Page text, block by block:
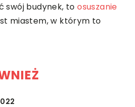
swój budynek, toosuszanie
miastem, w którym to